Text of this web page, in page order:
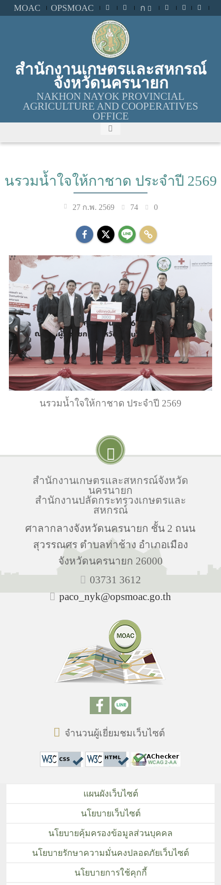
MOAC OPSMOAC ก
สำนักงานเกษตรและสหกรณ์
จังหวัดนครนายก
NAKHON NAYOK PROVINCIAL
AGRICULTURE AND COOPERATIVES
OFFICE
นรวมน้ำใจให้กาชาด ประจำปี 2569
27 ก.พ. 2569 74 0
นรวมน้ำใจให้กาชาด ประจำปี 2569
สำนักงานเกษตรและสหกรณ์จังหวัด
นครนายก
สำนักงานปลัดกระทรวงเกษตรและ
สหกรณ์
ศาลากลางจังหวัดนครนายก ชั้น 2 ถนน
สุวรรณศร ตำบลท่าช้าง อำเภอเมือง
จังหวัดนครนายก 26000
03731 3612
paco_nyk@opsmoac.go.th
จำนวนผู้เยี่ยมชมเว็บไซต์
แผนผังเว็บไซต์
นโยบายเว็บไซต์
นโยบายคุ้มครองข้อมูลส่วนบุคคล
นโยบายรักษาความมั่นคงปลอดภัยเว็บไซต์
นโยบายการใช้คุกกี้